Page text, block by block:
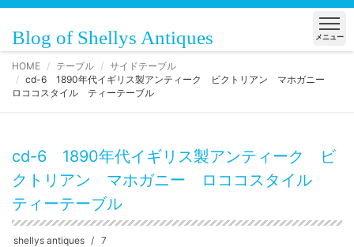
Blog of Shellys Antiques メニュー
HOME テーブル
サイドテーブル
cd-6 1890年代イギリス製アンティーク ビクトリアン マホガニー
ロココスタイル ティーテーブル
cd-6 1890年代イギリス製アンティーク ビ
クトリアン マホガニー ロココスタイル
ティーテーブル
shellys antiques 7